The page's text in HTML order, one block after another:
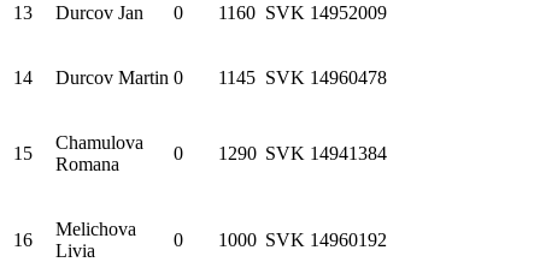
13 Durcov Jan 0 1160 SVK 14952009
14 Durcov Martin 0 1145 SVK 14960478
15
Chamulova
Romana
0 1290 SVK 14941384
16
Melichova
Livia
0 1000 SVK 14960192